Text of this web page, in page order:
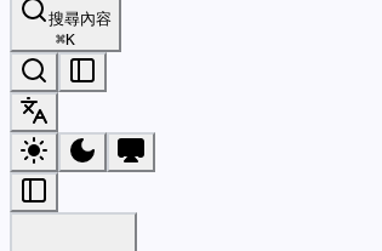
搜尋內容
⌘K